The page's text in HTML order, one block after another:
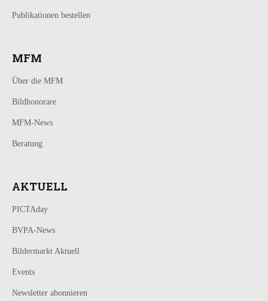
Publikationen bestellen
MFM
Über die MFM
Bildhonorare
MFM-News
Beratung
AKTUELL
PICTAday
BVPA-News
Bildermarkt Aktuell
Events
Newsletter abonnieren